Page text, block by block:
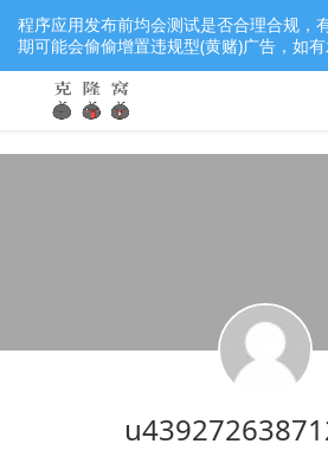
程序应用发布前均会测试是否合理合规，
期可能会偷偷增置违规型(黄赌)广告，如
馈窝长进行处理，共同监督维护良好的程